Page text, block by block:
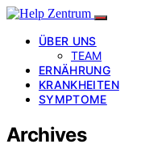
ÜBER UNS
TEAM
ERNÄHRUNG
KRANKHEITEN
SYMPTOME
Archives